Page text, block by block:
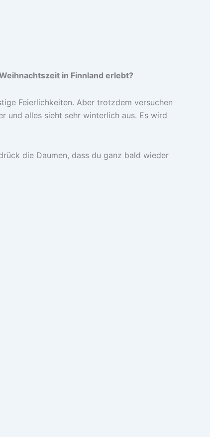
in Finnland erlebt?
Feierlichkeiten. Aber trotzdem versuchen
und alles sieht sehr winterlich aus. Es wird
die Daumen, dass du ganz bald wieder